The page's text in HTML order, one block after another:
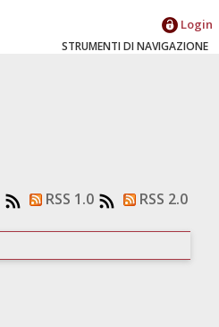
Login
STRUMENTI DI NAVIGAZIONE
RSS 1.0 RSS 2.0